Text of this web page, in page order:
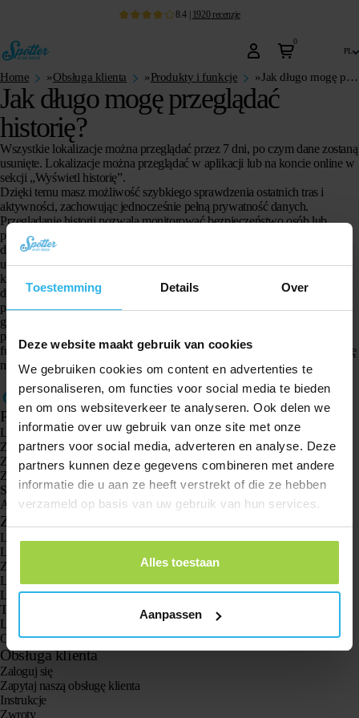
Toestemming Details Over
Deze website maakt gebruik van cookies
We gebruiken cookies om content en advertenties te
personaliseren, om functies voor social media te bieden
en om ons websiteverkeer te analyseren. Ook delen we
informatie over uw gebruik van onze site met onze
partners voor social media, adverteren en analyse. Deze
partners kunnen deze gegevens combineren met andere
informatie die u aan ze heeft verstrekt of die ze hebben
verzameld op basis van uw gebruik van hun services.
Alles toestaan
Aanpassen
8.4 | 1920 recenzje
0
pl
Home »Obsługa klienta »Produkty i funkcje » Jak długo mogę przeglądać historię?
Jak długo mogę przeglądać
historię?
Wszystkie lokalizacje można przeglądać przez 7 dni, po czym dane zostaną
usunięte. Lokalizacje można przeglądać w aplikacji lub na koncie online w
sekcji „Wyświetl historię”.
Dzięki temu masz możliwość szybkiego sprawdzenia ostatnich tras i
aktywności, zachowując jednocześnie pełną prywatność danych.
Przeglądanie historii pozwala monitorować bezpieczeństwo osób lub
przedmiotów, które śledzisz, oraz lepiej planować codzienne trasy lub
działania. Wszystkie informacje są dostępne w wygodnym formacie, który
umożliwia łatwe porównywanie i analizowanie danych. Nawet jeśli nie
korzystasz z historii codziennie, masz pewność, że przez siedem dni
dostępne są dokładne informacje, które mogą być przydatne w razie
potrzeby. Po upływie tego okresu dane są automatycznie usuwane, co
gwarantuje, że Twoje informacje pozostają bezpieczne i nie są
przechowywane dłużej niż jest to konieczne. Dzięki temu Spotter łączy
funkcjonalność z dbałością o prywatność, oferując użytkownikom kontrolę
nad swoimi danymi w prosty i przejrzysty sposób.
Produkty
Lokalizator GPS Spotter X10
Zegarek GPS Spotter Senior
Zegarek GPS Spotter Explorer
Zegarek GPS dla dzieci Spotter
Spotter CatX
Animal Spotter
Zastosowania
Lokalizatory GPS
Lokalizator GPS dla dzieci
Zegarki GPS dla dzieci
Lokalizator GPS dla kotów
Lokalizator GPS dla psów
Tracker GPS dla seniorów z przyciskiem SOS
Lokalizator GPS w przypadku demencji i choroby Alzheimera
Oto zegarek z gps dla seniora bez abonamentu
Obsługa klienta
Zaloguj się
Zapytaj naszą obsługę klienta
Instrukcje
Zwroty